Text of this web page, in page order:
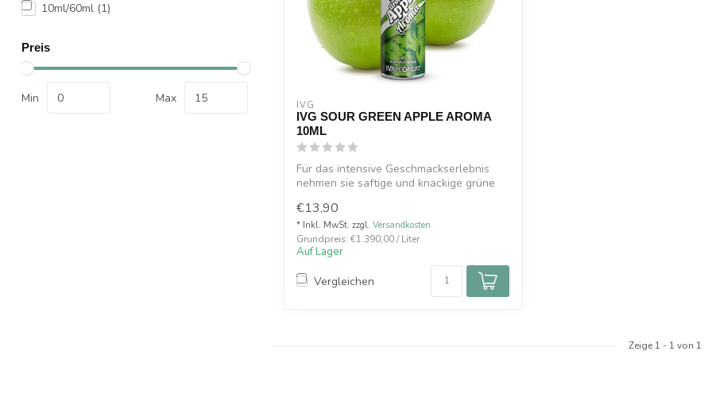
10ml/60ml (1)
Preis
Min Max IVG
IVG SOUR GREEN APPLE AROMA
10ML
Für das intensive Geschmackserlebnis
nehmen sie saftige und knackige grüne
€13,90
* Inkl. MwSt. zzgl. Versandkosten
Grundpreis: €1.390,00 / Liter
Auf Lager
Vergleichen
Zeige 1 - 1 von 1